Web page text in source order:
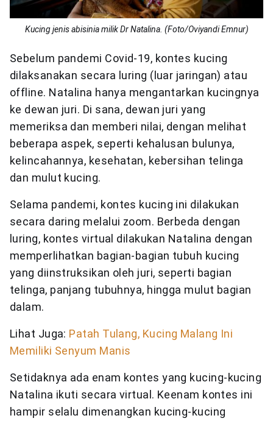
Kucing jenis abisinia milik Dr Natalina. (Foto/Oviyandi Emnur)
Sebelum pandemi Covid-19, kontes kucing
dilaksanakan secara luring (luar jaringan) atau
offline. Natalina hanya mengantarkan kucingnya
ke dewan juri. Di sana, dewan juri yang
memeriksa dan memberi nilai, dengan melihat
beberapa aspek, seperti kehalusan bulunya,
kelincahannya, kesehatan, kebersihan telinga
dan mulut kucing.
Selama pandemi, kontes kucing ini dilakukan
secara daring melalui zoom. Berbeda dengan
luring, kontes virtual dilakukan Natalina dengan
memperlihatkan bagian-bagian tubuh kucing
yang diinstruksikan oleh juri, seperti bagian
telinga, panjang tubuhnya, hingga mulut bagian
dalam.
Lihat Juga: Patah Tulang, Kucing Malang Ini
Memiliki Senyum Manis
Setidaknya ada enam kontes yang kucing-kucing
Natalina ikuti secara virtual. Keenam kontes ini
hampir selalu dimenangkan kucing-kucing